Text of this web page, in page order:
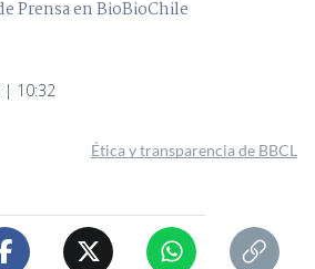
Prensa en BioBioChile
| 10:32
Ética y transparencia de BBCL